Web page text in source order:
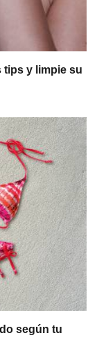
y limpie su
según tu